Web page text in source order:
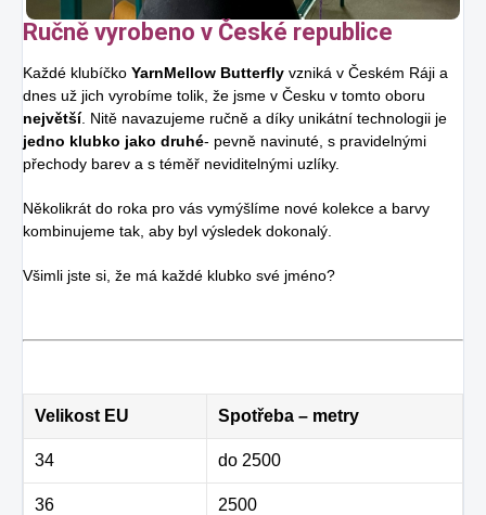
Ručně vyrobeno v České republice
Každé klubíčko YarnMellow Butterfly vzniká v Českém Ráji a
dnes už jich vyrobíme tolik, že jsme v Česku v tomto oboru
největší. Nitě navazujeme ručně a díky unikátní technologii je
jedno klubko jako druhé- pevně navinuté, s pravidelnými
přechody barev a s téměř neviditelnými uzlíky.
Několikrát do roka pro vás vymýšlíme nové kolekce a barvy
kombinujeme tak, aby byl výsledek dokonalý.
Všimli jste si, že má každé klubko své jméno?
Velikost EU Spotřeba – metry
34 do 2500
36 2500